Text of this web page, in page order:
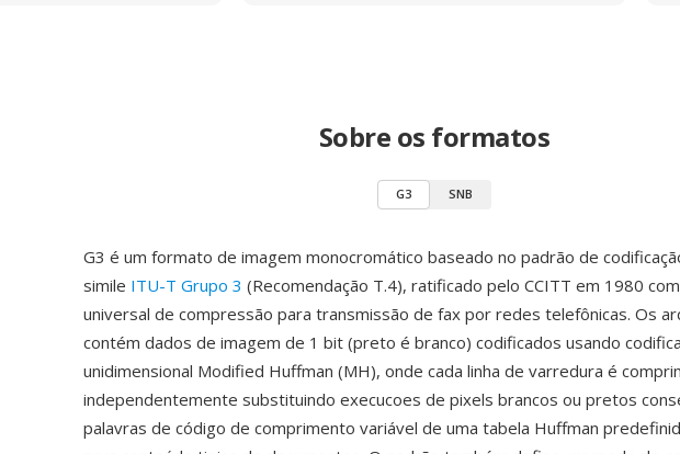
Sobre os formatos
G3 SNB
G3 é um formato de imagem monocromático baseado no padrão de
simile ITU-T Grupo 3 (Recomendação T.4), ratificado pelo CCITT em 1980
universal de compressão para transmissão de fax por redes telefônicas. Os
contém dados de imagem de 1 bit (preto é branco) codificados usando
unidimensional Modified Huffman (MH), onde cada linha de varredura é
independentemente substituindo execucoes de pixels brancos ou pretos
palavras de código de comprimento variável de uma tabela Huffman